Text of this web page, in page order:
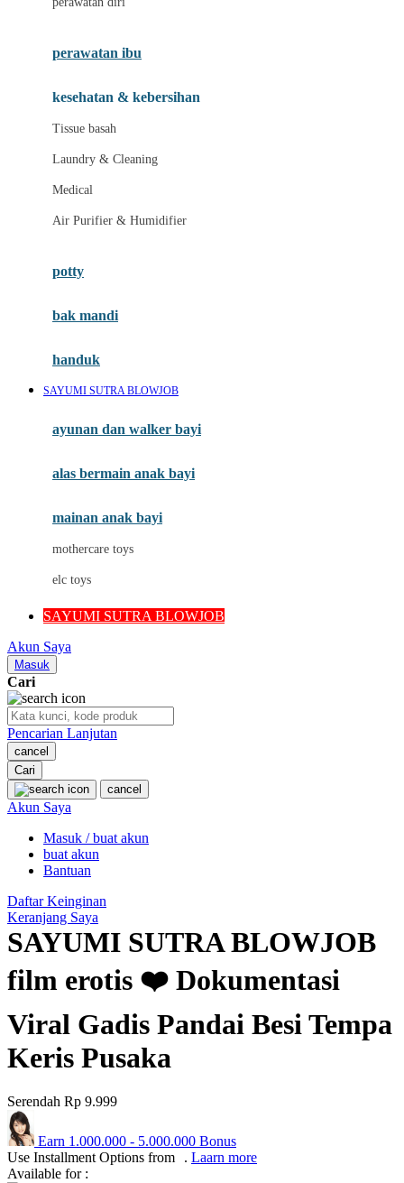
Magformers
Mamaway
Maxi Cosi
Megabloks
Micro
MiDeer
Moby
My Buddy Tag
My K
Oh Ma Grain
P
Peachy
Phil & Ted's
Philips Avent
Pigeon
Poled Global
Ponycycle
Puma
QV Baby
perawatan ibu
kesehatan & kebersihan
Tissue basah
Laundry & Cleaning
Medical
Air Purifier & Humidifier
potty
bak mandi
handuk
SAYUMI SUTRA BLOWJOB
ayunan dan walker bayi
alas bermain anak bayi
mainan anak bayi
mothercare toys
elc toys
SAYUMI SUTRA BLOWJOB
Akun Saya
Masuk
Cari
Pencarian Lanjutan
cancel
Cari
cancel
Akun Saya
Masuk / buat akun
buat akun
Bantuan
Daftar Keinginan
Keranjang Saya
SAYUMI SUTRA BLOWJOB
film erotis ❤️ Dokumentasi
Viral Gadis Pandai Besi Tempa
Keris Pusaka
Serendah Rp 9.999
Earn 1.000.000 - 5.000.000 Bonus
Use Installment Options from
. Laarn more
Available for :